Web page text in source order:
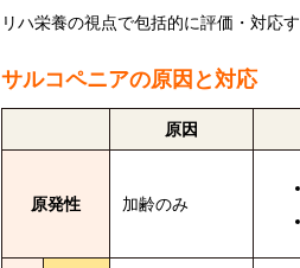
リハ栄養の視点で包括的に評価・対応
サルコペニアの原因と対応
原因
原発性 加齢のみ